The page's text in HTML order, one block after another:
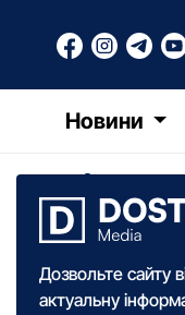
Новини
Дозвольте сайту
актуальну